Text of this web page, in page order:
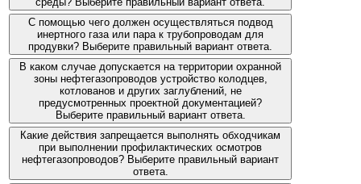
С помощью чего должен осуществляться подвод
инертного газа или пара к трубопроводам для
продувки? Выберите правильный вариант ответа.
В каком случае допускается на территории охранной
зоны нефтегазопроводов устройство колодцев,
котлованов и других заглублений, не
предусмотренных проектной документацией?
Выберите правильный вариант ответа.
Какие действия запрещается выполнять обходчикам
при выполнении профилактических осмотров
нефтегазопроводов? Выберите правильный вариант
ответа.